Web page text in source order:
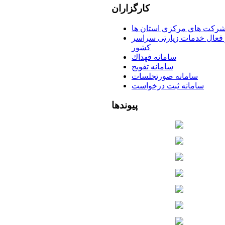
کارگزاران
شركت هاي مركزي استان ها
فعال خدمات زیارتی سراسر
كشور
سامانه فهداك
سامانه تفويج
سامانه صورتجلسات
سامانه ثبت درخواست
پیوندها